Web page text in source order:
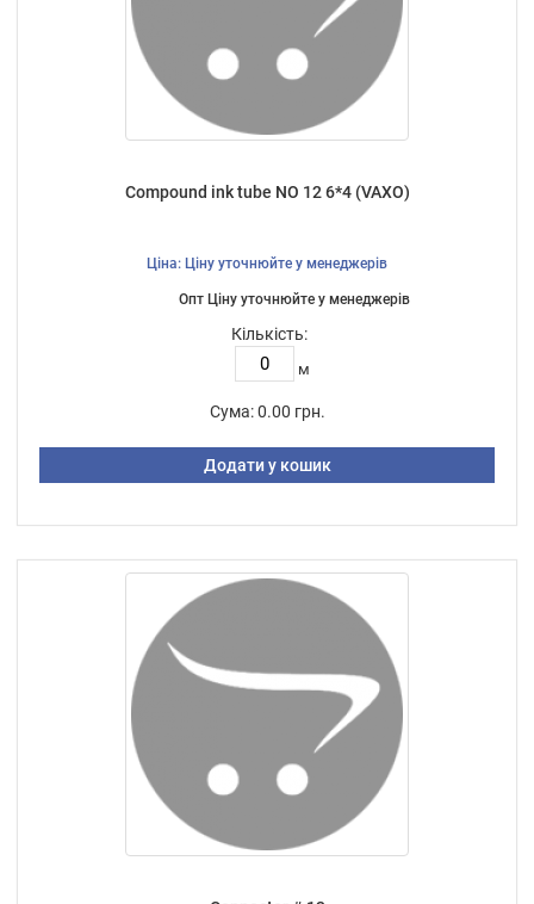
Compound ink tube NO 12 6*4 (VAXO)
Ціна: Ціну уточнюйте у менеджерів
Опт Ціну уточнюйте у менеджерів
Кількість:
м
Сума: 0.00 грн.
Додати у кошик